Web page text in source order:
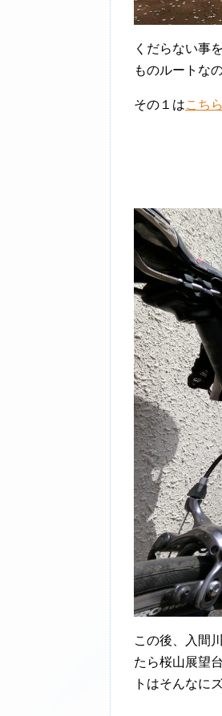
くだらない事
ものルートな
その１はこちら
この後、入間
たら桜山展望
トはそんなに